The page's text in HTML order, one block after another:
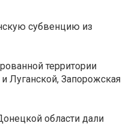
субвенцию из
территории
Луганской, Запорожская
области дали